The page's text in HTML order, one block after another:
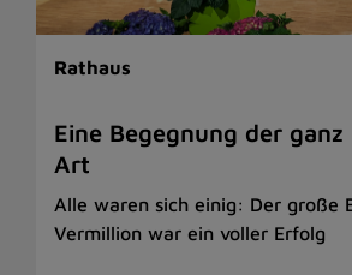
Rathaus
Eine Begegnung der ganz
Art
Alle waren sich einig: Der große
Vermillion war ein voller Erfolg